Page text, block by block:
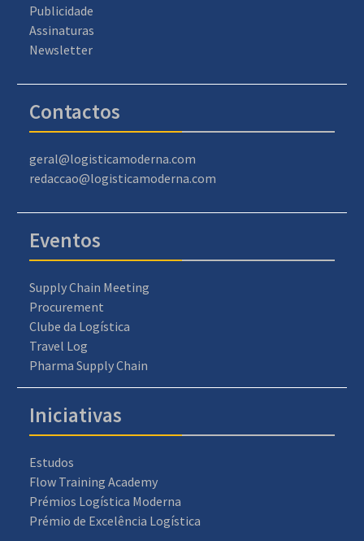
Publicidade
Assinaturas
Newsletter
Contactos
geral@logisticamoderna.com
redaccao@logisticamoderna.com
Eventos
Supply Chain Meeting
Procurement
Clube da Logística
Travel Log
Pharma Supply Chain
Iniciativas
Estudos
Flow Training Academy
Prémios Logística Moderna
Prémio de Excelência Logística